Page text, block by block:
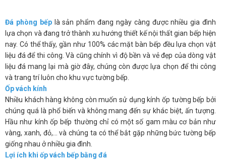
Đá phòng bếplà sản phẩm đang ngày càng được nhiều gia đình
lựa chọn và đang trở thành xu hướng thiết kế nội thất gian bếp hiện
nay. Có thể thấy, gần như 100% các mặt bàn bếp đều lựa chọn vật
liệu đá để thi công. Và cũng chính vì độ bền và vẻ đẹp của dòng vật
liệu đá mang lại mà giờ đây, chúng còn được lựa chọn để thi công
và trang trí luôn cho khu vực tường bếp.
Ốp vách kính
Nhiều khách hàng không còn muốn sử dụng kính ốp tường bếp bởi
chúng quá là phổ biến và không mang đến sự khác biệt, ấn tượng.
Hầu như kính ốp bếp thường chỉ có một số gam màu cơ bản như
vàng, xanh, đỏ,… và chúng ta có thể bắt gặp những bức tường bếp
giống nhau ở nhiều gia đình.
Lợi ích khi ốp vách bếp bằng đá